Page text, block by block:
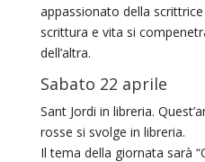
appassionato della
scrittura e vita si
dell’altra.
Sabato 22 aprile
Sant Jordi in libreria.
rosse si svolge in libreria.
Il tema della giornata sarà